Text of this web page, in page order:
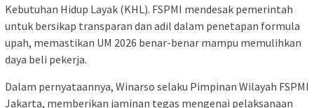
Kebutuhan Hidup Layak (KHL). FSPMI mendesak pemerintah
untuk bersikap transparan dan adil dalam penetapan formula
upah, memastikan UM 2026 benar-benar mampu memulihkan
daya beli pekerja.
Dalam pernyataannya, Winarso selaku Pimpinan Wilayah FSPMI
Jakarta, memberikan jaminan tegas mengenai pelaksanaan